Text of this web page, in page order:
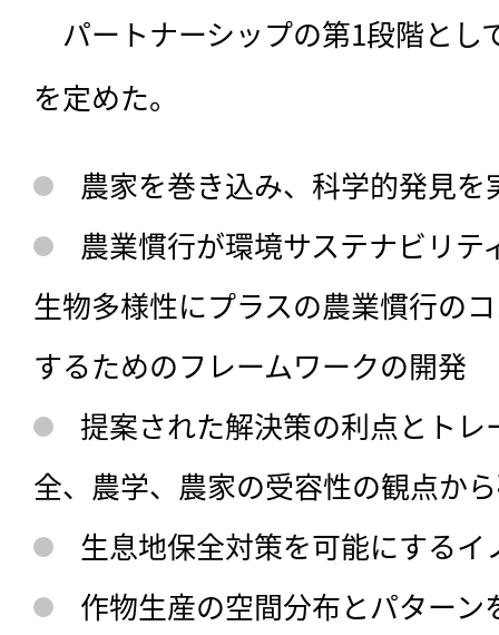
パートナーシップの第1段階とし
を定めた。
農家を巻き込み、科学的発見
農業慣行が環境サステナビリテ
生物多様性にプラスの農業慣行の
するためのフレームワークの開発
提案された解決策の利点とト
全、農学、農家の受容性の観点か
生息地保全対策を可能にする
作物生産の空間分布とパター